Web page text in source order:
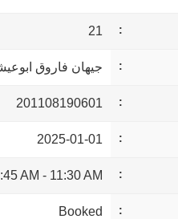
21
جيهان فاروق
201108190601
2025-01-01
11:30 AM
-
AM
Booked